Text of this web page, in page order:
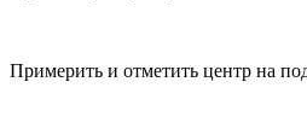
Примерить и отметить центр на